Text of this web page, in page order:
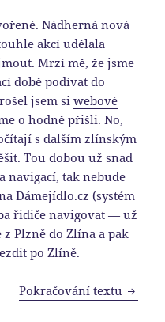
Nádherná nová
akcí udělala
Mrzí mě, že jsme
době podívat do
jsem siwebové
o hodně přišli. No,
s dalším zlínským
Tou dobou už snad
navigací, tak nebude
Dámejídlo.cz (systém
řidiče navigovat — už
z Plzně do Zlína a pak
po Zlíně.
Pokračování textu